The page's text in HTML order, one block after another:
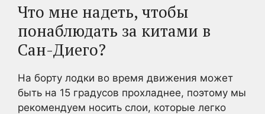
Что мне надеть, чтобы
понаблюдать за китами в
Сан-Диего?
На борту лодки во время движения может
быть на 15 градусов прохладнее, поэтому мы
рекомендуем носить слои, которые легко